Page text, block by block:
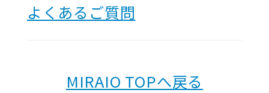
よくあるご質問
MIRAIO TOPへ戻る